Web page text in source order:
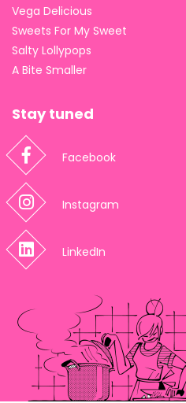
Vega Delicious
Sweets For My Sweet
Salty Lollypops
A Bite Smaller
Stay tuned
Facebook
Instagram
LinkedIn